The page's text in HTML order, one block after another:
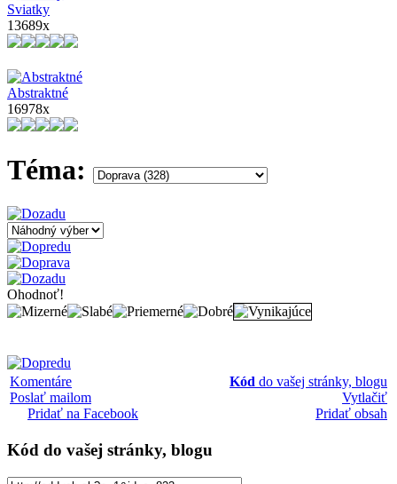
Sviatky
13689x
Abstraktné
16978x
Téma:
Ohodnoť!
Komentáre
Poslať mailom
Pridať na Facebook
Kód do vašej stránky, blogu
Vytlačiť
Pridať obsah
Kód do vašej stránky, blogu